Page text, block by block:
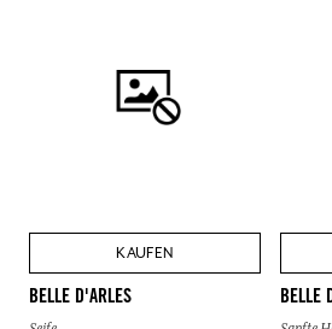
KAUFEN
BELLE D'ARLES BELLE